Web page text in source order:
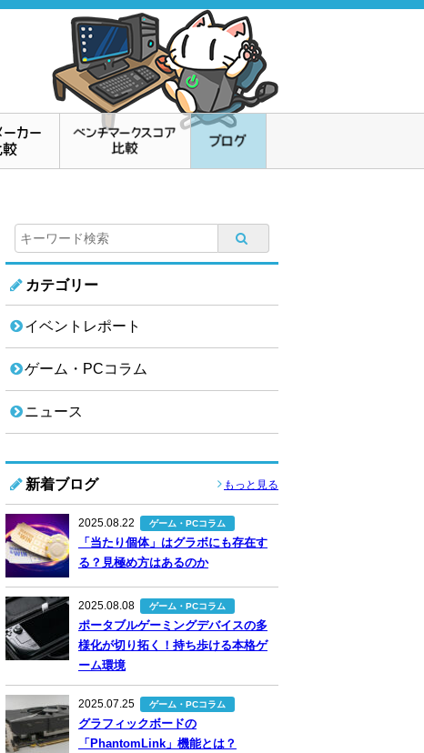
カテゴリー
イベントレポート
ゲーム・PCコラム
ニュース
新着ブログ もっと見る
2025.08.22 ゲーム・PCコラム
「当たり個体」はグラボにも存在す
る？見極め方はあるのか
2025.08.08 ゲーム・PCコラム
ポータブルゲーミングデバイスの多
様化が切り拓く！持ち歩ける本格ゲ
ーム環境
2025.07.25 ゲーム・PCコラム
グラフィックボードの
「PhantomLink」機能とは？